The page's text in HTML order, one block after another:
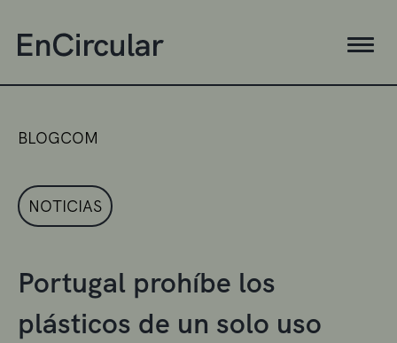
BLOGCOM
NOTICIAS
Portugal prohíbe los
plásticos de un solo uso